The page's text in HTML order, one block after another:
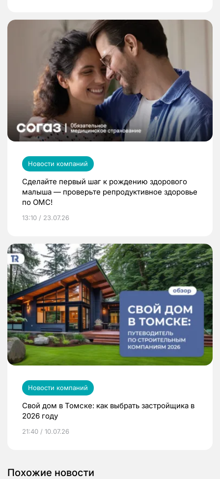
Новости компаний
Сделайте первый шаг к рождению здорового
малыша — проверьте репродуктивное здоровье
по ОМС!
13:10 / 23.07.26
Новости компаний
Свой дом в Томске: как выбрать застройщика в
2026 году
21:40 / 10.07.26
Похожие новости